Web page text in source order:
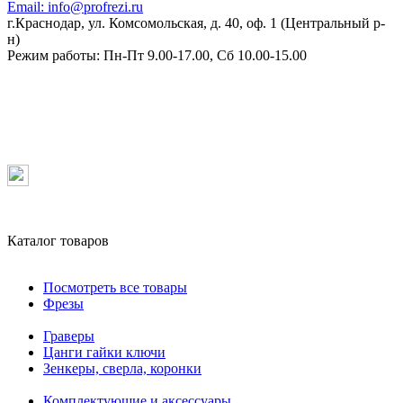
Email: info@profrezi.ru
г.Краснодар, ул. Комсомольская, д. 40, оф. 1 (Центральный р-
н)
Режим работы: Пн-Пт 9.00-17.00, Сб 10.00-15.00
Каталог товаров
Посмотреть все товары
Фрезы
Граверы
Цанги гайки ключи
Зенкеры, сверла, коронки